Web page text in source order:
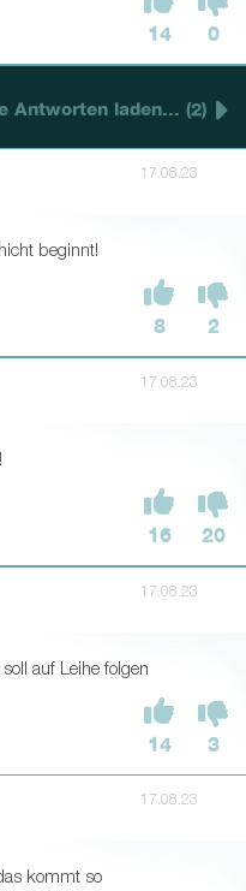
14 0
Antworten laden... (2)
17.08.23
beginnt!
8 2
17.08.23
16 20
17.08.23
auf Leihe folgen
14 3
17.08.23
kommt so